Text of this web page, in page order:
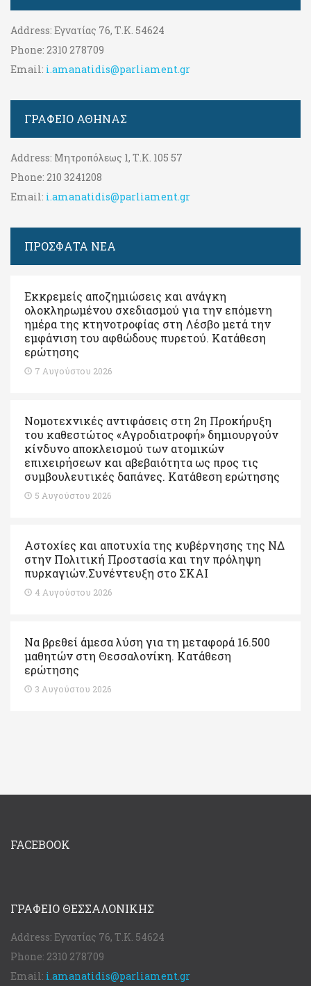
Address: Εγνατίας 76, Τ.Κ. 54624
Phone: 2310 278709
Email: i.amanatidis@parliament.gr
ΓΡΑΦΕΊΟ ΑΘΉΝΑΣ
Address: Μητροπόλεως 1, Τ.Κ. 105 57
Phone: 210 3241208
Email: i.amanatidis@parliament.gr
ΠΡΟΣΦΑΤΑ ΝΕΑ
Εκκρεμείς αποζημιώσεις και ανάγκη
ολοκληρωμένου σχεδιασμού για την επόμενη
ημέρα της κτηνοτροφίας στη Λέσβο μετά την
εμφάνιση του αφθώδους πυρετού. Kατάθεση
ερώτησης
7 Αυγούστου 2026
Νομοτεχνικές αντιφάσεις στη 2η Προκήρυξη
του καθεστώτος «Αγροδιατροφή» δημιουργούν
κίνδυνο αποκλεισμού των ατομικών
επιχειρήσεων και αβεβαιότητα ως προς τις
συμβουλευτικές δαπάνες. Κατάθεση ερώτησης
5 Αυγούστου 2026
Αστοχίες και αποτυχία της κυβέρνησης της ΝΔ
στην Πολιτική Προστασία και την πρόληψη
πυρκαγιών.Συνέντευξη στο ΣΚΑΙ
4 Αυγούστου 2026
Να βρεθεί άμεσα λύση για τη μεταφορά 16.500
μαθητών στη Θεσσαλονίκη. Κατάθεση
ερώτησης
3 Αυγούστου 2026
FACEBOOK
ΓΡΑΦΕΊΟ ΘΕΣΣΑΛΟΝΊΚΗΣ
Address: Εγνατίας 76, Τ.Κ. 54624
Phone: 2310 278709
Email: i.amanatidis@parliament.gr